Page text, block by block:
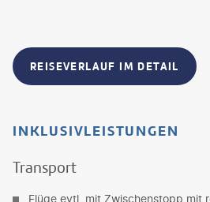
REISEVERLAUF IM DETAIL
INKLUSIVLEISTUNGEN
Transport
Flüge evtl. mit Zwischenstopp mit